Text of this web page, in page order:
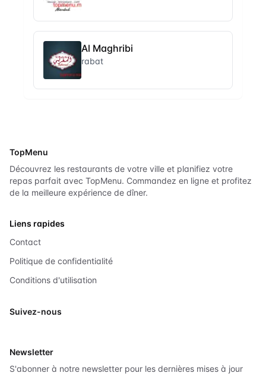
Al Maghribi
rabat
TopMenu
Découvrez les restaurants de votre ville et planifiez votre
repas parfait avec TopMenu. Commandez en ligne et profitez
de la meilleure expérience de dîner.
Liens rapides
Contact
Politique de confidentialité
Conditions d'utilisation
Suivez-nous
Newsletter
S'abonner à notre newsletter pour les dernières mises à jour